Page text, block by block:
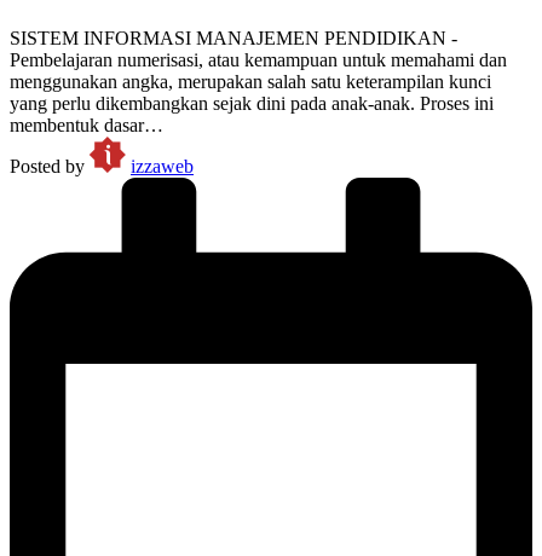
SISTEM INFORMASI MANAJEMEN PENDIDIKAN -
Pembelajaran numerisasi, atau kemampuan untuk memahami dan
menggunakan angka, merupakan salah satu keterampilan kunci
yang perlu dikembangkan sejak dini pada anak-anak. Proses ini
membentuk dasar…
Posted by
izzaweb